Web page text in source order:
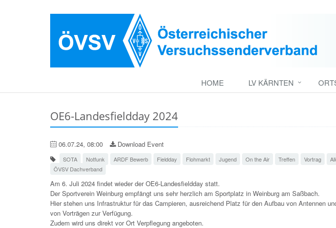
HOME LV KÄRNTEN
OE6-Landesfieldday 2024
06.07.24, 08:00 Download Event
SOTA Notfunk ARDF Bewerb Fieldday Flohmarkt Jugend On the Air Treffen Vortrag
ÖVSV Dachverband
Am 6. Juli 2024 findet wieder der OE6-Landesfieldday statt.
Der Sportverein Weinburg empfängt uns sehr herzlich am Sportplatz in Weinburg am Saßbach.
Hier stehen uns Infrastruktur für das Campieren, ausreichend Platz für den Aufbau von Antennen
von Vorträgen zur Verfügung.
Zudem wird uns direkt vor Ort Verpflegung angeboten.